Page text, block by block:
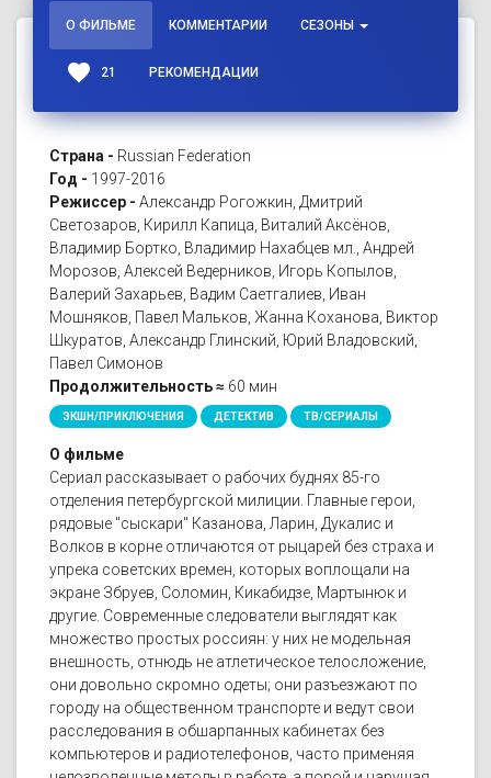
О ФИЛЬМЕ КОММЕНТАРИИ СЕЗОНЫ
favorite 21 РЕКОМЕНДАЦИИ
Страна - Russian Federation
Год - 1997-2016
Режиссер - Александр Рогожкин, Дмитрий
Светозаров, Кирилл Капица, Виталий Аксёнов,
Владимир Бортко, Владимир Нахабцев мл., Андрей
Морозов, Алексей Ведерников, Игорь Копылов,
Валерий Захарьев, Вадим Саетгалиев, Иван
Мошняков, Павел Мальков, Жанна Коханова, Виктор
Шкуратов, Александр Глинский, Юрий Владовский,
Павел Симонов
Продолжительность ≈ 60 мин
ЭКШН/ПРИКЛЮЧЕНИЯ ДЕТЕКТИВ ТВ/СЕРИАЛЫ
О фильме
Сериал рассказывает о рабочих буднях 85-го
отделения петербургской милиции. Главные герои,
рядовые "сыскари" Казанова, Ларин, Дукалис и
Волков в корне отличаются от рыцарей без страха и
упрека советских времен, которых воплощали на
экране Збруев, Соломин, Кикабидзе, Мартынюк и
другие. Современные следователи выглядят как
множество простых россиян: у них не модельная
внешность, отнюдь не атлетическое телосложение,
они довольно скромно одеты; они разъезжают по
городу на общественном транспорте и ведут свои
расследования в обшарпанных кабинетах без
компьютеров и радиотелефонов, часто применяя